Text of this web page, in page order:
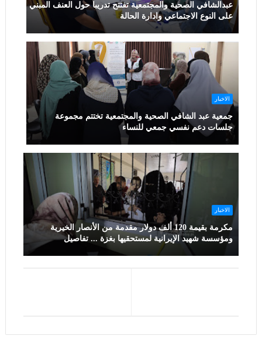
عبدالشافي الصحية والمجتمعية تفتتح تدريبا حول العنف المبني
على النوع الاجتماعي وادارة الحالة
الاخبار
جمعية عبد الشافي الصحية والمجتمعية تختتم مجموعة
جلسات دعم نفسي جمعي للنساء
الاخبار
مكرمة بقيمة 120 ألف دولار مقدمة من الأنصار الخيرية
ومؤسسة شهيد الإيرانية لمستحقيها بغزة ... تفاصيل